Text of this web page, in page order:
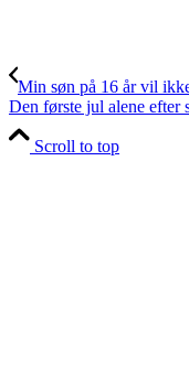
Min søn på 16 år vil
Den første jul alene efter
Scroll to top